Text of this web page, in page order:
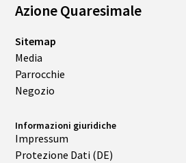
Azione Quaresimale
Sitemap
Media
Parrocchie
Negozio
Informazioni giuridiche
Impressum
Protezione Dati (DE)